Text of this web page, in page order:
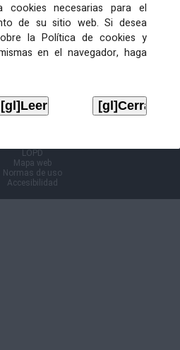
cookies necesarias para el
de su sitio web. Si desea
la Política de cookies y
en el navegador, haga
LOPD
Mapa web
Normas de uso
Accesibilidad